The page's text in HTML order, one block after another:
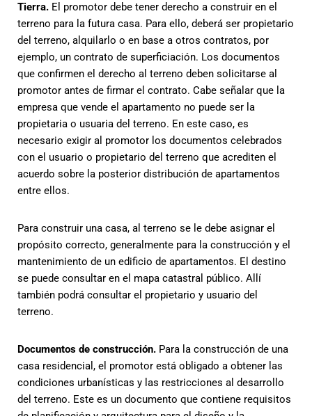
Tierra. El promotor debe tener derecho a construir en el
terreno para la futura casa. Para ello, deberá ser propietario
del terreno, alquilarlo o en base a otros contratos, por
ejemplo, un contrato de superficiación. Los documentos
que confirmen el derecho al terreno deben solicitarse al
promotor antes de firmar el contrato. Cabe señalar que la
empresa que vende el apartamento no puede ser la
propietaria o usuaria del terreno. En este caso, es
necesario exigir al promotor los documentos celebrados
con el usuario o propietario del terreno que acrediten el
acuerdo sobre la posterior distribución de apartamentos
entre ellos.
Para construir una casa, al terreno se le debe asignar el
propósito correcto, generalmente para la construcción y el
mantenimiento de un edificio de apartamentos. El destino
se puede consultar en el mapa catastral público. Allí
también podrá consultar el propietario y usuario del
terreno.
Documentos de construcción. Para la construcción de una
casa residencial, el promotor está obligado a obtener las
condiciones urbanísticas y las restricciones al desarrollo
del terreno. Este es un documento que contiene requisitos